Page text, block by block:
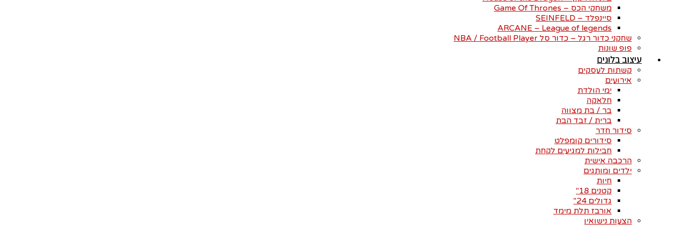
משחקי הכס – Game Of Thrones
סיינפלד – SEINFELD
ARCANE – League of legends
שחקני כדור רגל – כדור סל NBA / Football Player
פופ שונות
עיצוב בלונים
קשתות לעסקים
אירועים
ימי הולדת
חלאקה
בר / בת מצווה
ברית / זבד הבת
סידור חדר
סידורים קומפלט
חבילות למגיעים לקחת
הרכבה אישית
ילדים ומותגים
חיות
קטנים 18"
גדולים 24"
אורבז תלת מימד
הצעות נישואין